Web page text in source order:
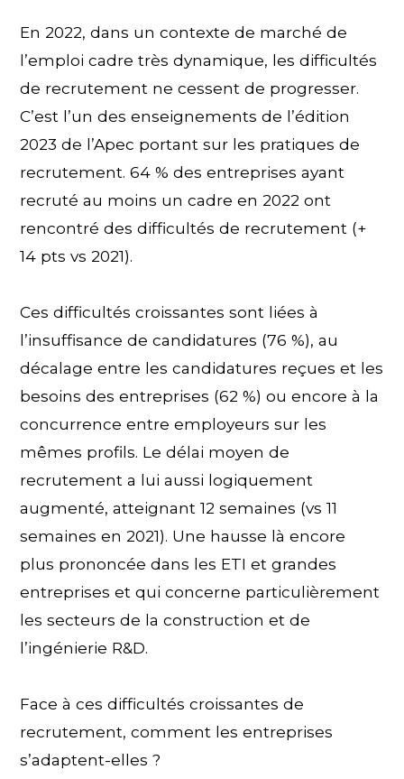
En 2022, dans un contexte de marché de
l’emploi cadre très dynamique, les difficultés
de recrutement ne cessent de progresser.
C’est l’un des enseignements de l’édition
2023 de l’Apec portant sur les pratiques de
recrutement. 64 % des entreprises ayant
recruté au moins un cadre en 2022 ont
rencontré des difficultés de recrutement (+
14 pts vs 2021).
Ces difficultés croissantes sont liées à
l’insuffisance de candidatures (76 %), au
décalage entre les candidatures reçues et les
besoins des entreprises (62 %) ou encore à la
concurrence entre employeurs sur les
mêmes profils. Le délai moyen de
recrutement a lui aussi logiquement
augmenté, atteignant 12 semaines (vs 11
semaines en 2021). Une hausse là encore
plus prononcée dans les ETI et grandes
entreprises et qui concerne particulièrement
les secteurs de la construction et de
l’ingénierie R&D.
Face à ces difficultés croissantes de
recrutement, comment les entreprises
s’adaptent-elles ?